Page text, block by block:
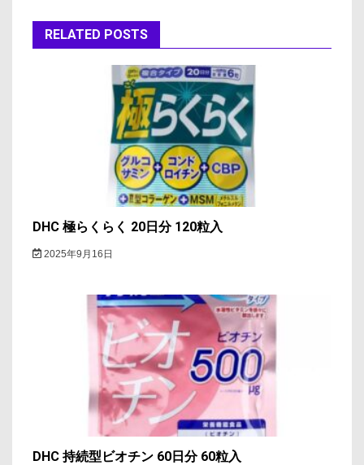
ー RELATED POSTS
DHC 極らくらく 20日分 120粒入
2025年9月16日
DHC 持続型ビオチン 60日分 60粒入